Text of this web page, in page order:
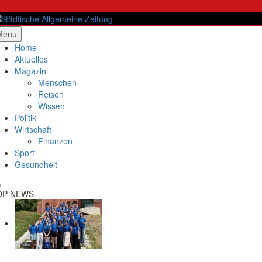
to
content Allgemeine Zeitung
Home
Aktuelles
Magazin
Menschen
Reisen
Wissen
Politik
Wirtschaft
Finanzen
Sport
Gesundheit
NEWS